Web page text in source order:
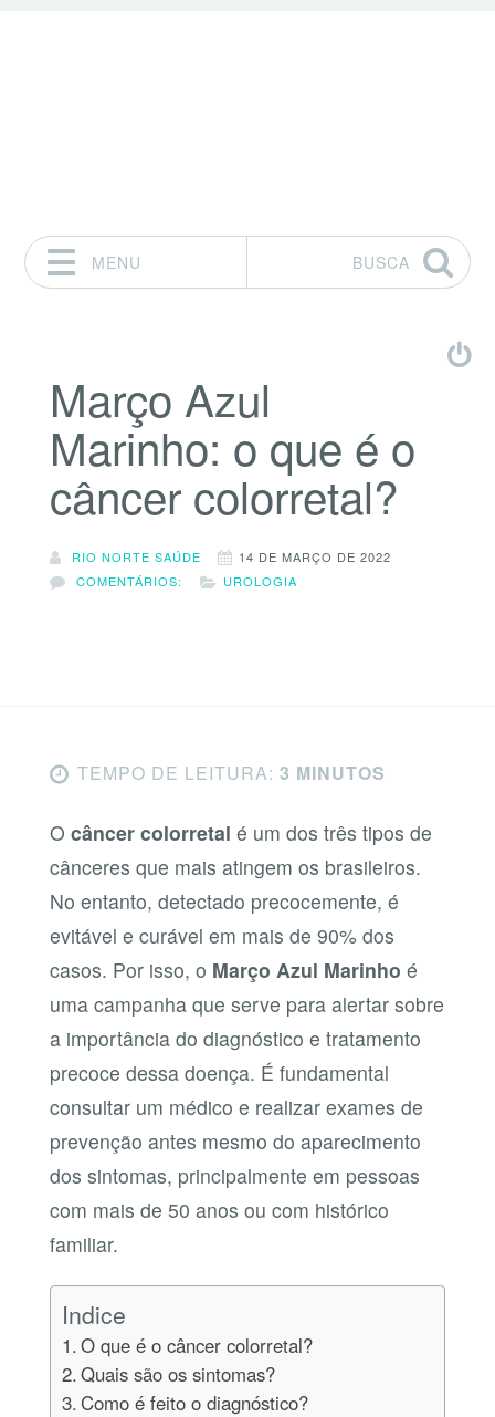
MENU
BUSCA
Março Azul
Marinho: o que é o
câncer colorretal?
RIO NORTE SAÚDE
14 DE MARÇO DE 2022
COMENTÁRIOS:
UROLOGIA
TEMPO DE LEITURA: 3 MINUTOS
O câncer colorretal é um dos três tipos de
cânceres que mais atingem os brasileiros.
No entanto, detectado precocemente, é
evitável e curável em mais de 90% dos
casos. Por isso, o Março Azul Marinho é
uma campanha que serve para alertar sobre
a importância do diagnóstico e tratamento
precoce dessa doença. É fundamental
consultar um médico e realizar exames de
prevenção antes mesmo do aparecimento
dos sintomas, principalmente em pessoas
com mais de 50 anos ou com histórico
familiar.
Indice
O que é o câncer colorretal?
Quais são os sintomas?
Como é feito o diagnóstico?